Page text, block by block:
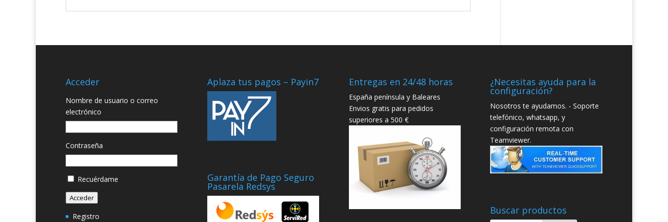
Acceder
Nombre de usuario o correo
electrónico
Contraseña
Recuérdame
Acceder
Registro
Aplaza tus pagos – Payin7
Garantía de Pago Seguro
Pasarela Redsys
Entregas en 24/48 horas
España península y Baleares
Envios gratis para pedidos
superiores a 500 €
¿Necesitas ayuda para la
configuración?
Nosotros te ayudamos. - Soporte
telefónico, whatsapp, y
configuración remota con
Teamviewer.
Buscar productos